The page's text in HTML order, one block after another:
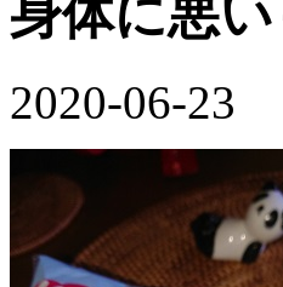
身体に悪
2020-06-23